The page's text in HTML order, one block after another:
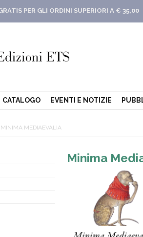
PER GLI ORDINI SUPERIORI A € 35,00
CATALOGO EVENTI E NOTIZIE
MINIMA MEDIAEVALIA
Minima